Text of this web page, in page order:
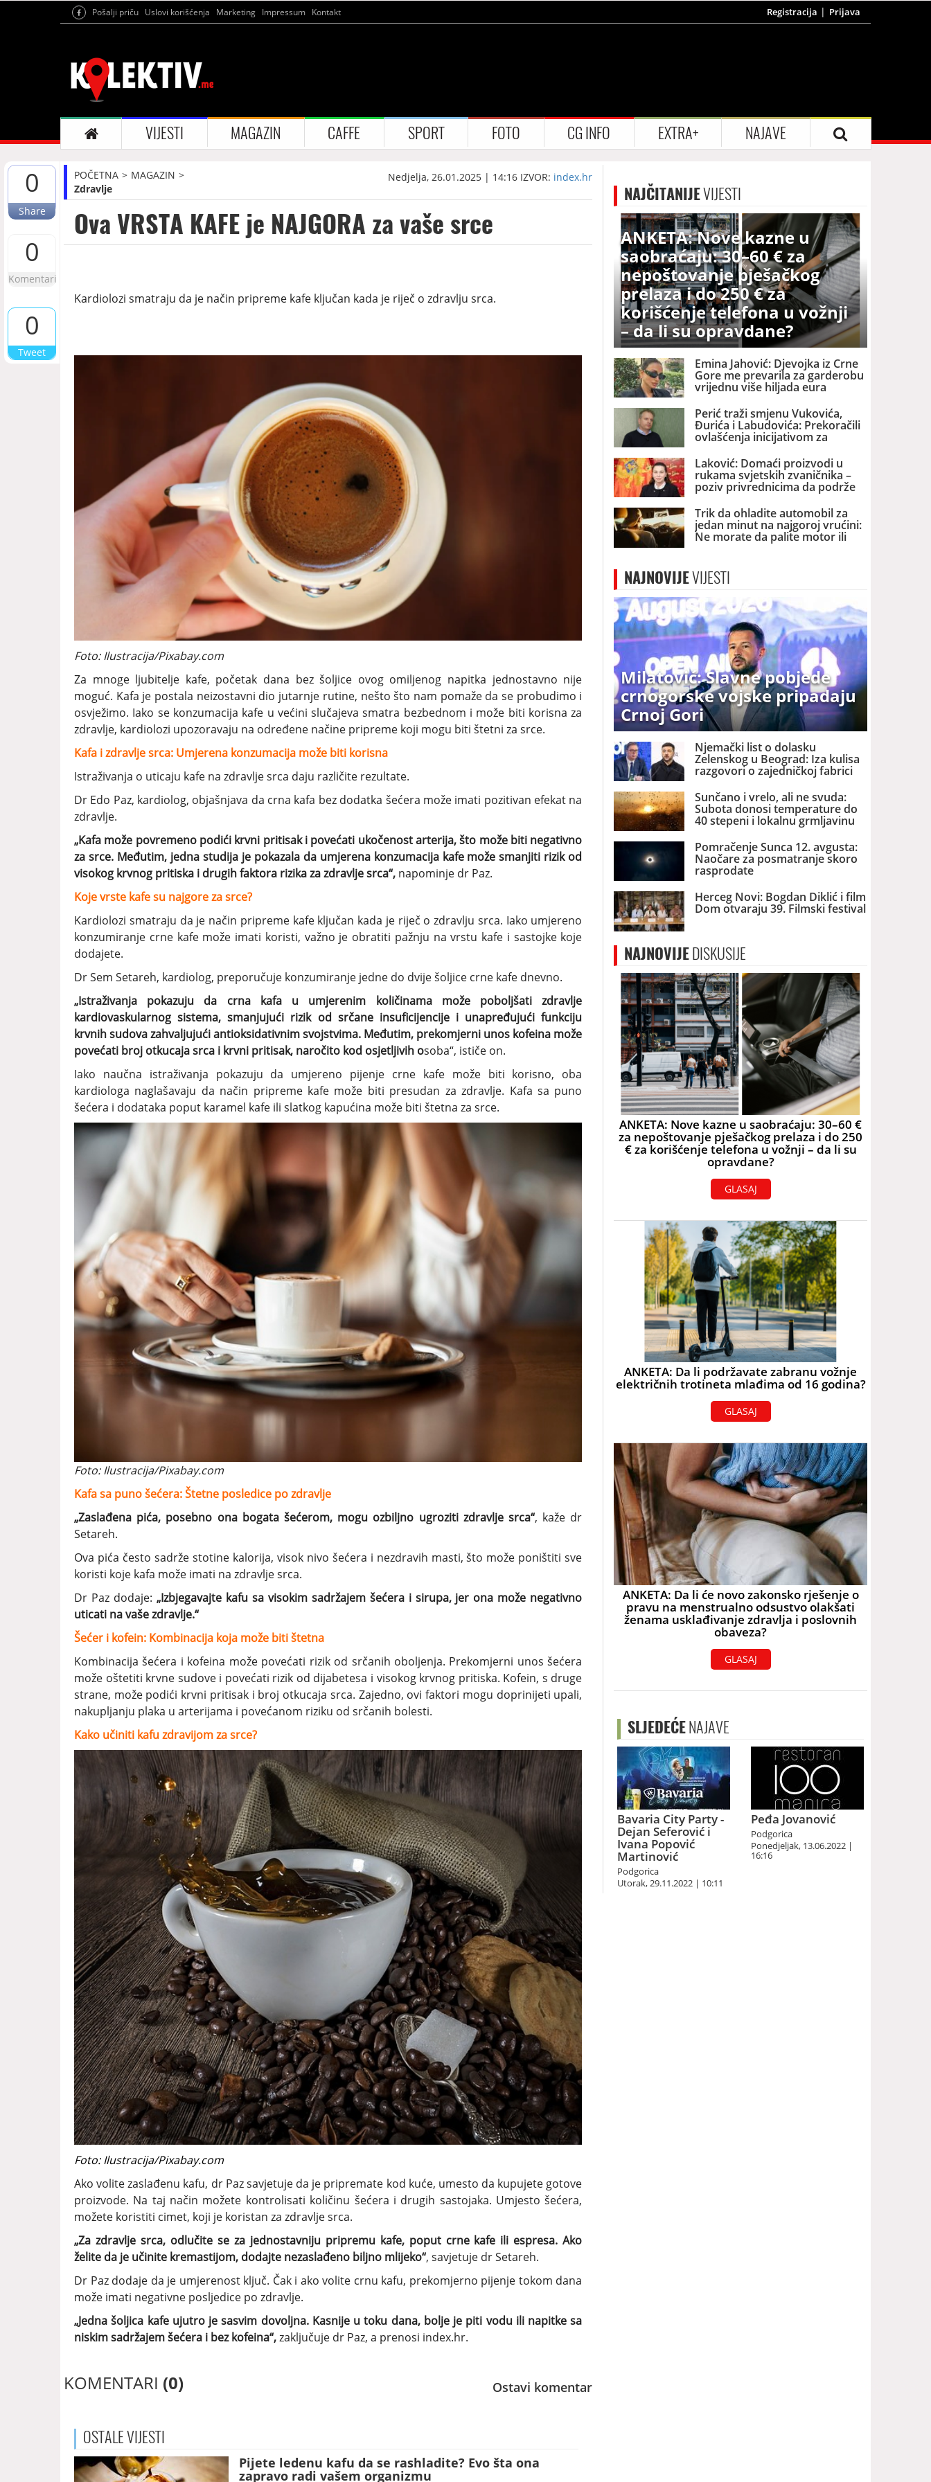
Pošalji priču Uslovi korišćenja Marketing Impressum Kontakt Registracija Prijava
VIJESTI MAGAZIN CAFFE SPORT FOTO CG INFO EXTRA+ NAJAVE
0
Share
0
Komentari
0
Tweet
POČETNA
MAGAZIN
Zdravlje
Nedjelja, 26.01.2025 | 14:16 IZVOR: index.hr
Ova VRSTA KAFE je NAJGORA za vaše srce
Kardiolozi smatraju da je način pripreme kafe ključan kada je riječ o zdravlju srca.
Foto: Ilustracija/Pixabay.com
Za mnoge ljubitelje kafe, početak dana bez šoljice ovog omiljenog napitka jednostavno nije
moguć. Kafa je postala neizostavni dio jutarnje rutine, nešto što nam pomaže da se probudimo i
osvježimo. Iako se konzumacija kafe u većini slučajeva smatra bezbednom i može biti korisna za
zdravlje, kardiolozi upozoravaju na određene načine pripreme koji mogu biti štetni za srce.
Kafa i zdravlje srca: Umjerena konzumacija može biti korisna
Istraživanja o uticaju kafe na zdravlje srca daju različite rezultate.
Dr Edo Paz, kardiolog, objašnjava da crna kafa bez dodatka šećera može imati pozitivan efekat na
zdravlje.
„Kafa može povremeno podići krvni pritisak i povećati ukočenost arterija, što može biti negativno
za srce. Međutim, jedna studija je pokazala da umjerena konzumacija kafe može smanjiti rizik od
visokog krvnog pritiska i drugih faktora rizika za zdravlje srca“, napominje dr Paz.
Koje vrste kafe su najgore za srce?
Kardiolozi smatraju da je način pripreme kafe ključan kada je riječ o zdravlju srca. Iako umjereno
konzumiranje crne kafe može imati koristi, važno je obratiti pažnju na vrstu kafe i sastojke koje
dodajete.
Dr Sem Setareh, kardiolog, preporučuje konzumiranje jedne do dvije šoljice crne kafe dnevno.
„Istraživanja pokazuju da crna kafa u umjerenim količinama može poboljšati zdravlje
kardiovaskularnog sistema, smanjujući rizik od srčane insuficijencije i unapređujući funkciju
krvnih sudova zahvaljujući antioksidativnim svojstvima. Međutim, prekomjerni unos kofeina može
povećati broj otkucaja srca i krvni pritisak, naročito kod osjetljivih osoba“, ističe on.
Iako naučna istraživanja pokazuju da umjereno pijenje crne kafe može biti korisno, oba
kardiologa naglašavaju da način pripreme kafe može biti presudan za zdravlje. Kafa sa puno
šećera i dodataka poput karamel kafe ili slatkog kapućina može biti štetna za srce.
Foto: Ilustracija/Pixabay.com
Kafa sa puno šećera: Štetne posledice po zdravlje
„Zaslađena pića, posebno ona bogata šećerom, mogu ozbiljno ugroziti zdravlje srca“, kaže dr
Setareh.
Ova pića često sadrže stotine kalorija, visok nivo šećera i nezdravih masti, što može poništiti sve
koristi koje kafa može imati na zdravlje srca.
Dr Paz dodaje: „Izbjegavajte kafu sa visokim sadržajem šećera i sirupa, jer ona može negativno
uticati na vaše zdravlje.“
Šećer i kofein: Kombinacija koja može biti štetna
Kombinacija šećera i kofeina može povećati rizik od srčanih oboljenja. Prekomjerni unos šećera
može oštetiti krvne sudove i povećati rizik od dijabetesa i visokog krvnog pritiska. Kofein, s druge
strane, može podići krvni pritisak i broj otkucaja srca. Zajedno, ovi faktori mogu doprinijeti upali,
nakupljanju plaka u arterijama i povećanom riziku od srčanih bolesti.
Kako učiniti kafu zdravijom za srce?
Foto: Ilustracija/Pixabay.com
Ako volite zaslađenu kafu, dr Paz savjetuje da je pripremate kod kuće, umesto da kupujete gotove
proizvode. Na taj način možete kontrolisati količinu šećera i drugih sastojaka. Umjesto šećera,
možete koristiti cimet, koji je koristan za zdravlje srca.
„Za zdravlje srca, odlučite se za jednostavniju pripremu kafe, poput crne kafe ili espresa. Ako
želite da je učinite kremastijom, dodajte nezaslađeno biljno mlijeko“, savjetuje dr Setareh.
Dr Paz dodaje da je umjerenost ključ. Čak i ako volite crnu kafu, prekomjerno pijenje tokom dana
može imati negativne posljedice po zdravlje.
„Jedna šoljica kafe ujutro je sasvim dovoljna. Kasnije u toku dana, bolje je piti vodu ili napitke sa
niskim sadržajem šećera i bez kofeina“,zaključuje dr Paz, a prenosi index.hr.
KOMENTARI (0) Ostavi komentar
OSTALEVIJESTI
Pijete ledenu kafu da se rashladite? Evo šta ona
zapravo radi vašem organizmu
NAJČITANIJEVIJESTI
ANKETA: Nove kazne u
saobraćaju: 30–60 € za
nepoštovanje pješačkog
prelaza i do 250 € za
korišćenje telefona u vožnji
– da li su opravdane?
Emina Jahović: Djevojka iz Crne
Gore me prevarila za garderobu
vrijednu više hiljada eura
Perić traži smjenu Vukovića,
Đurića i Labudovića: Prekoračili
ovlašćenja inicijativom za
promjenu naziva NB
Laković: Domaći proizvodi u
rukama svjetskih zvaničnika –
poziv privrednicima da podrže
promociju Crne Gore
Trik da ohladite automobil za
jedan minut na najgoroj vrućini:
Ne morate da palite motor ili
NAJNOVIJEVIJESTI
Milatović: Slavne pobjede
crnogorske vojske pripadaju
Crnoj Gori
Njemački list o dolasku
Zelenskog u Beograd: Iza kulisa
razgovori o zajedničkoj fabrici
dronova u Srbiji
Sunčano i vrelo, ali ne svuda:
Subota donosi temperature do
40 stepeni i lokalnu grmljavinu
Pomračenje Sunca 12. avgusta:
Naočare za posmatranje skoro
rasprodate
Herceg Novi: Bogdan Diklić i film
Dom otvaraju 39. Filmski festival
NAJNOVIJEDISKUSIJE
ANKETA: Nove kazne u saobraćaju: 30–60 €
za nepoštovanje pješačkog prelaza i do 250
€ za korišćenje telefona u vožnji – da li su
opravdane?
GLASAJ
ANKETA: Da li podržavate zabranu vožnje
električnih trotineta mlađima od 16 godina?
GLASAJ
ANKETA: Da li će novo zakonsko rješenje o
pravu na menstrualno odsustvo olakšati
ženama usklađivanje zdravlja i poslovnih
obaveza?
GLASAJ
SLJEDEĆENAJAVE
Bavaria City Party -
Dejan Seferović i
Ivana Popović
Martinović
Podgorica
Utorak, 29.11.2022 | 10:11
Peđa Jovanović
Podgorica
Ponedjeljak, 13.06.2022 |
16:16